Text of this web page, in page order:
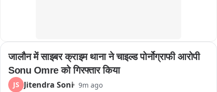
जालौन में साइबर क्राइम थाना ने चाइल्ड पोर्नोग्राफी आरोपी
Sonu Omre को गिरफ्तार किया
JS Jitendra Soni 9m ago